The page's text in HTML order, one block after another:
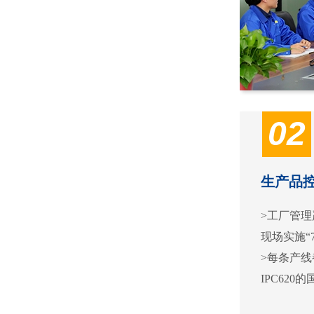
02
生产品
>工厂管
现场实施
>每条产
IPC620的